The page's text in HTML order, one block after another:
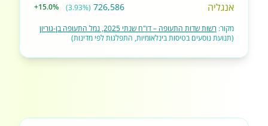
אנגליה 726,586
(3.93%)
+15.0%
מקור: רשות שדות התעופה – דו"ח שנתי 2025, נמל התעופה בן-גוריון
(תנועת נוסעים בטיסות בינלאומיות, התפלגות לפי מדינות)